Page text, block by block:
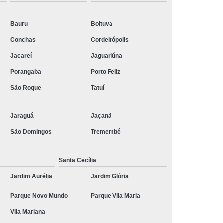
Tratamento para Insônia
Tratamento para Insônia e Ansiedade
Tratamento para Insônia Interior de São Paulo
para Bipolaridade
Bipolar
Tratamento da Bipolaridade
Tratamento para Depressão Bipolar
Tratamento para Transtorno Bipolar
Bipolar Interior de São Paulo
Bipolar São Paulo
Bauru Boituva
Conchas Cordeirópolis
Jacareí Jaguariúna
Porangaba Porto Feliz
São Roque Tatuí
Jaraguá Jaçanã
São Domingos Tremembé
Santa Cecília
Jardim Aurélia Jardim Glória
Parque Novo Mundo Parque Vila Maria
Vila Mariana